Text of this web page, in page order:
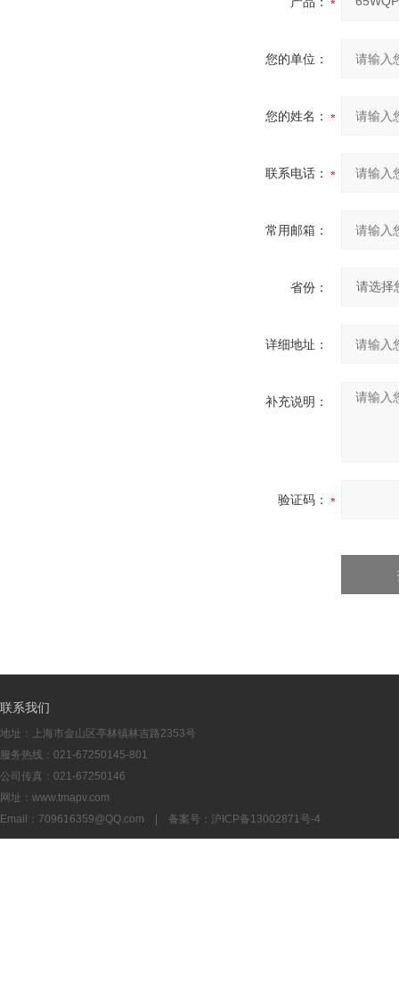
您的单位：
您的姓名：
联系电话：
常用邮箱：
省份：
详细地址：
补充说明：
验证码：
联系我们
地址：上海市金山区亭林镇林吉路2353号
服务热线：021-67250145-801
公司传真：021-67250146
网址：www.tmapv.com
Email： 709616359@QQ.com | 备案号： 沪ICP备13002871号-4